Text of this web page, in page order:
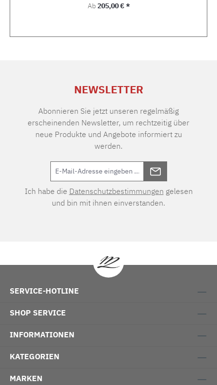
Regulärer Preis:
Ab205,00 € *
NEWSLETTER
Abonnieren Sie jetzt unseren regelmäßig
erscheinenden Newsletter, um rechtzeitig über
neue Produkte und Angebote informiert zu
werden.
Ich habe die Datenschutzbestimmungen gelesen
und bin mit ihnen einverstanden.
SERVICE-HOTLINE
SHOP SERVICE
INFORMATIONEN
KATEGORIEN
MARKEN